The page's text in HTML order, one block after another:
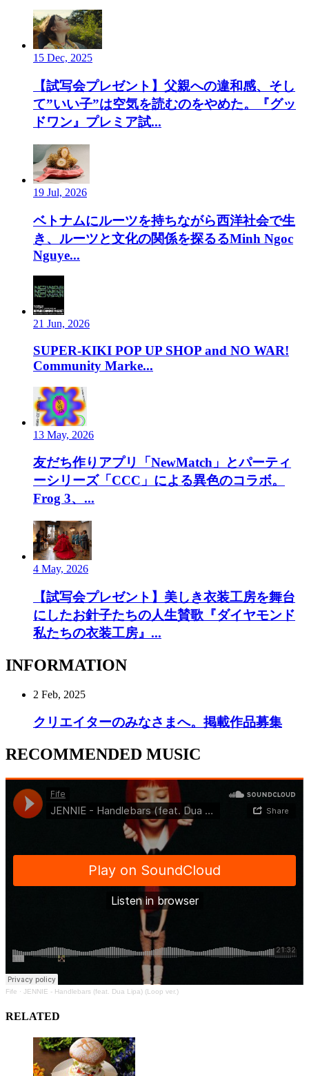
15 Dec, 2025
【試写会プレゼント】父親への違和感、そし
て”いい子”は空気を読むのをやめた。『グッ
ドワン』プレミア試...
19 Jul, 2026
ベトナムにルーツを持ちながら西洋社会で生
き、ルーツと文化の関係を探るるMinh Ngoc
Nguye...
21 Jun, 2026
SUPER-KIKI POP UP SHOP and NO WAR!
Community Marke...
13 May, 2026
友だち作りアプリ「NewMatch」とパーティ
ーシリーズ「CCC」による異色のコラボ。
Frog 3、...
4 May, 2026
【試写会プレゼント】美しき衣装工房を舞台
にしたお針子たちの人生賛歌『ダイヤモンド
私たちの衣装工房』...
INFORMATION
2 Feb, 2025
クリエイターのみなさまへ。掲載作品募集
RECOMMENDED MUSIC
Fife · JENNIE - Handlebars (feat. Dua Lipa) (Loop ver.)
RELATED